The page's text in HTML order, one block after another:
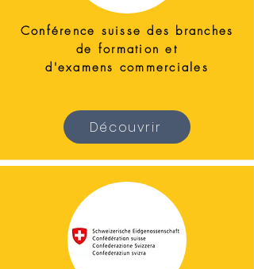
Conférence suisse des branches
de formation et
d'examens commerciales
Découvrir